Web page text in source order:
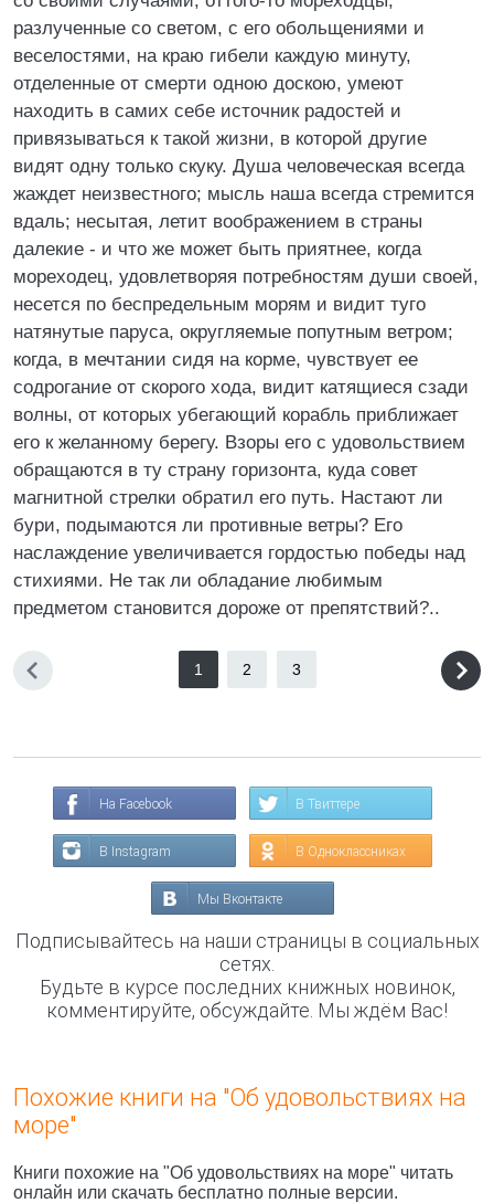
разлученные со светом, с его обольщениями и
веселостями, на краю гибели каждую минуту,
отделенные от смерти одною доскою, умеют
находить в самих себе источник радостей и
привязываться к такой жизни, в которой другие
видят одну только скуку. Душа человеческая всегда
жаждет неизвестного; мысль наша всегда стремится
вдаль; несытая, летит воображением в страны
далекие - и что же может быть приятнее, когда
мореходец, удовлетворяя потребностям души своей,
несется по беспредельным морям и видит туго
натянутые паруса, округляемые попутным ветром;
когда, в мечтании сидя на корме, чувствует ее
содрогание от скорого хода, видит катящиеся сзади
волны, от которых убегающий корабль приближает
его к желанному берегу. Взоры его с удовольствием
обращаются в ту страну горизонта, куда совет
магнитной стрелки обратил его путь. Настают ли
бури, подымаются ли противные ветры? Его
наслаждение увеличивается гордостью победы над
стихиями. Не так ли обладание любимым
предметом становится дороже от препятствий?..
1 2 3
На Facebook В Твиттере
В Instagram В Одноклассниках
Мы Вконтакте
Подписывайтесь на наши страницы в социальных
сетях.
Будьте в курсе последних книжных новинок,
комментируйте, обсуждайте. Мы ждём Вас!
Похожие книги на "Об удовольствиях на
море"
Книги похожие на "Об удовольствиях на море" читать
онлайн или скачать бесплатно полные версии.